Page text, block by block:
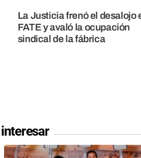
La Justicia frenó el desalojo
FATE y avaló la ocupación
sindical de la fábrica
interesar